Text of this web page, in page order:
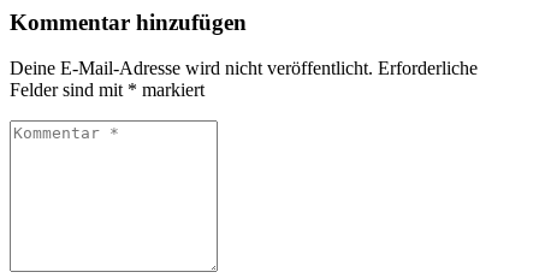
Kommentar hinzufügen
Deine E-Mail-Adresse wird nicht veröffentlicht. Erforderliche
Felder sind mit * markiert
Kommentar